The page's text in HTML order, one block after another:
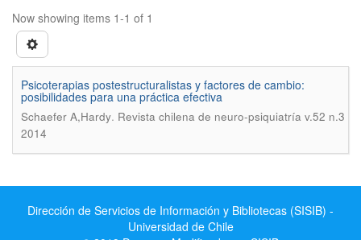
Now showing items 1-1 of 1
Psicoterapias postestructuralistas y factores de cambio:
posibilidades para una práctica efectiva
Schaefer A,Hardy. Revista chilena de neuro-psiquiatría v.52 n.3
2014
Dirección de Servicios de Información y Bibliotecas (SISIB) -
Universidad de Chile